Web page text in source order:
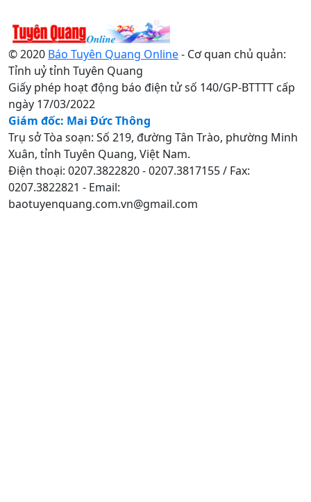
© 2020 Báo Tuyên Quang Online- Cơ quan chủ quản:
Tỉnh uỷ tỉnh Tuyên Quang
Giấy phép hoạt động báo điện tử số 140/GP-BTTTT cấp
ngày 17/03/2022
Giám đốc: Mai Đức Thông
Trụ sở Tòa soạn: Số 219, đường Tân Trào, phường Minh
Xuân, tỉnh Tuyên Quang, Việt Nam.
Điện thoại: 0207.3822820 - 0207.3817155 / Fax:
0207.3822821 - Email:
baotuyenquang.com.vn@gmail.com